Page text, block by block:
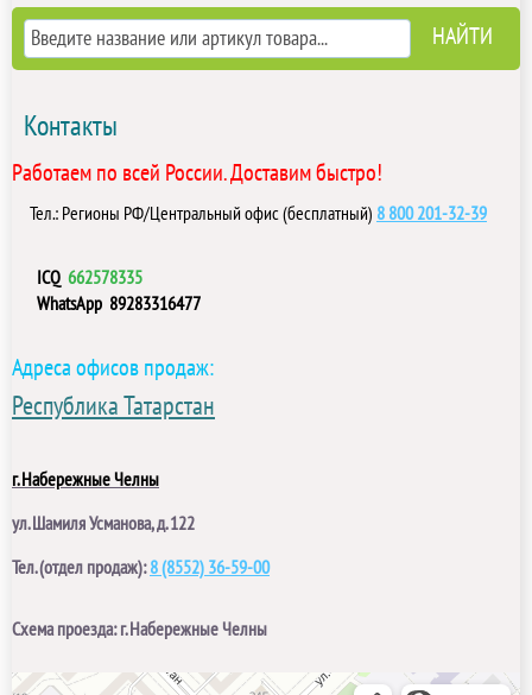
Контакты
Работаем по всей России. Доставим быстро!
Тел.: Регионы РФ/Центральный офис (бесплатный) 8 800 201-32-39
ICQ 662578335
WhatsApp 89283316477
Адреса офисов продаж:
Республика Татарстан
г. Набережные Челны
ул. Шамиля Усманова, д. 122
Тел. (отдел продаж):8 (8552) 36-59-00
Схема проезда: г. Набережные Челны